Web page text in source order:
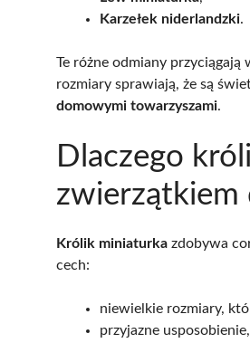
Karzełek niderlandzki.
Te różne odmiany
rozmiary sprawiają, że są
domowymi towarzyszami.
Dlaczego
zwierzątkiem
Królik miniaturka zdobywa
cech:
niewielkie rozmiary,
przyjazne